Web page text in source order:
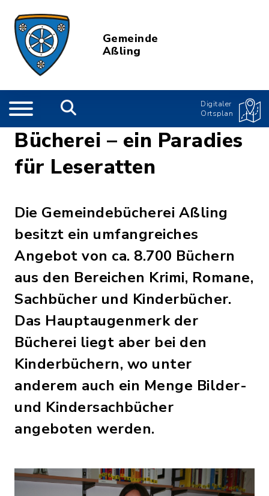
Gemeinde
Aßling
Digitaler
Ortsplan
Bücherei – ein Paradies
für Leseratten
Die Gemeindebücherei Aßling
besitzt ein umfangreiches
Angebot von ca. 8.700 Büchern
aus den Bereichen Krimi, Romane,
Sachbücher und Kinderbücher.
Das Hauptaugenmerk der
Bücherei liegt aber bei den
Kinderbüchern, wo unter
anderem auch ein Menge Bilder-
und Kindersachbücher
angeboten werden.